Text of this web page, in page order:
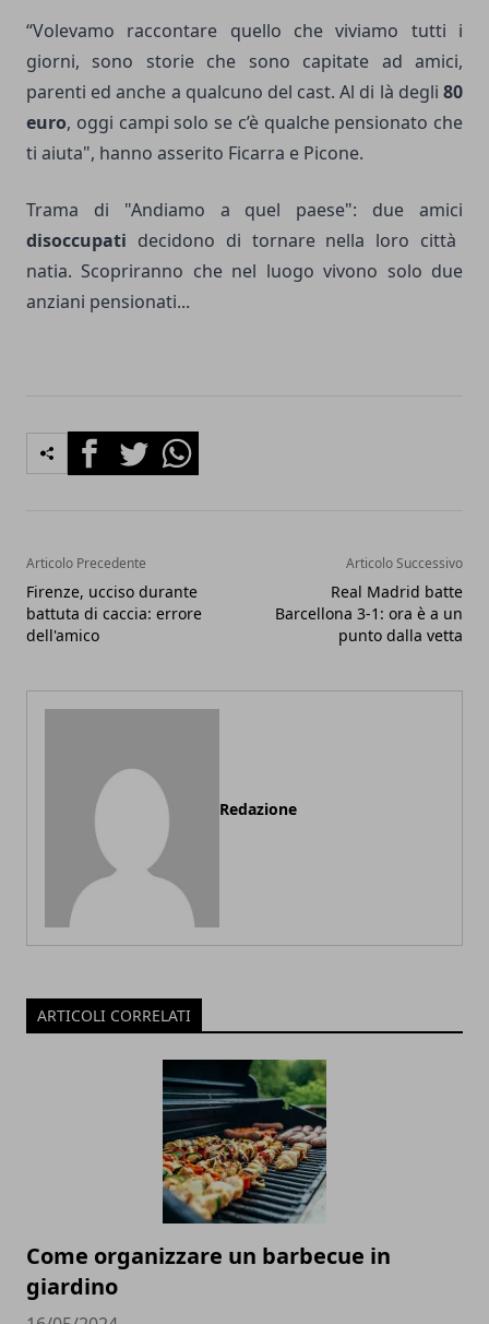
“Volevamo raccontare quello che viviamo tutti i
giorni, sono storie che sono capitate ad amici,
parenti ed anche a qualcuno del cast. Al di là degli 80
euro, oggi campi solo se c’è qualche pensionato che
ti aiuta", hanno asserito Ficarra e Picone.
Trama di "Andiamo a quel paese": due amici
disoccupati decidono di tornare nella loro città
natia. Scopriranno che nel luogo vivono solo due
anziani pensionati...
FacebookTwitterWhatsapp
Articolo Precedente
Firenze, ucciso durante
battuta di caccia: errore
dell'amico
Articolo Successivo
Real Madrid batte
Barcellona 3-1: ora è a un
punto dalla vetta
Redazione
ARTICOLI CORRELATI
Come organizzare un barbecue in
giardino